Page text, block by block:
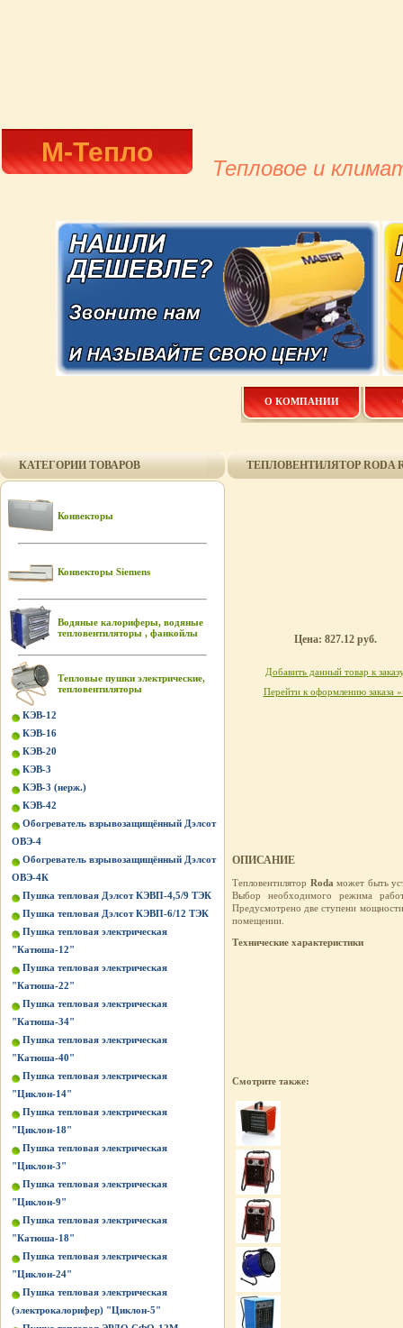
М-Тепло
Тепловое и
О КОМПАНИИ
КАТЕГОРИИ ТОВАРОВ
Конвекторы
Конвекторы Siemens
Водяные калориферы, водяные
тепловентиляторы , фанкойлы
Тепловые пушки электрические,
тепловентиляторы
КЭВ-12
КЭВ-16
КЭВ-20
КЭВ-3
КЭВ-3 (нерж.)
КЭВ-42
Обогреватель взрывозащищённый Дэлсот
ОВЭ-4
Обогреватель взрывозащищённый Дэлсот
ОВЭ-4К
Пушка тепловая Дэлсот КЭВП-4,5/9 ТЭК
Пушка тепловая Дэлсот КЭВП-6/12 ТЭК
Пушка тепловая электрическая
"Катюша-12"
Пушка тепловая электрическая
"Катюша-22"
Пушка тепловая электрическая
"Катюша-34"
Пушка тепловая электрическая
"Катюша-40"
Пушка тепловая электрическая
"Циклон-14"
Пушка тепловая электрическая
"Циклон-18"
Пушка тепловая электрическая
"Циклон-3"
Пушка тепловая электрическая
"Циклон-9"
Пушка тепловая электрическая
"Катюша-18"
Пушка тепловая электрическая
"Циклон-24"
Пушка тепловая электрическая
(электрокалорифер) "Циклон-5"
ТЕПЛОВЕНТИЛЯТОР RODA
Цена: 827.12 руб.
Добавить данный товар к
Перейти к оформлению заказа
ОПИСАНИЕ
Тепловентилятор Roda может быть
Выбор необходимого режима
Предусмотрено две ступени
помещении.
Технические характеристики
Смотрите также: